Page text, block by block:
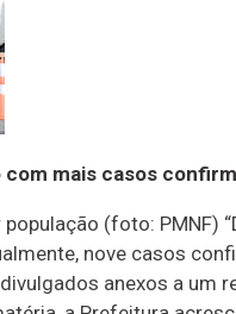
mais casos
(foto:
nove casos
anexos a